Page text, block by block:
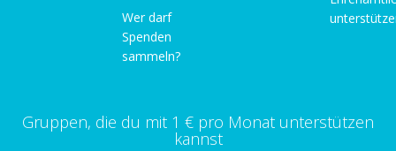
Wer darf
Spenden
sammeln?
Gruppen, die du mit 1 € pro Monat unterstützen
kannst